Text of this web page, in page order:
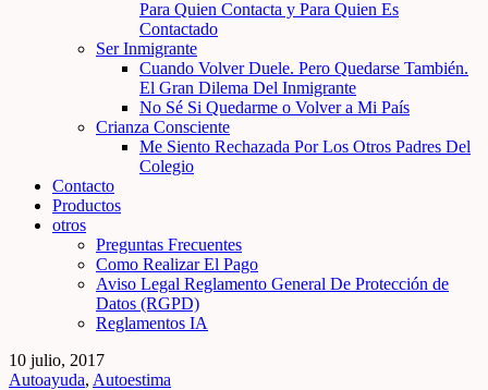
Para Quien Contacta y Para Quien Es
Contactado
Ser Inmigrante
Cuando Volver Duele. Pero Quedarse También.
El Gran Dilema Del Inmigrante
No Sé Si Quedarme o Volver a Mi País
Crianza Consciente
Me Siento Rechazada Por Los Otros Padres Del
Colegio
Contacto
Productos
otros
Preguntas Frecuentes
Como Realizar El Pago
Aviso Legal Reglamento General De Protección de
Datos (RGPD)
Reglamentos IA
10 julio, 2017
Autoayuda, Autoestima